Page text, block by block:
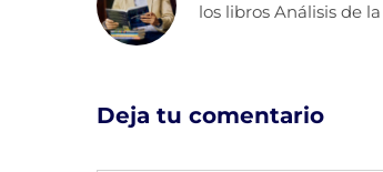
los libros Análisis de
Deja tu comentario